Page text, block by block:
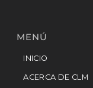
MENÚ
INICIO
ACERCA DE CLM